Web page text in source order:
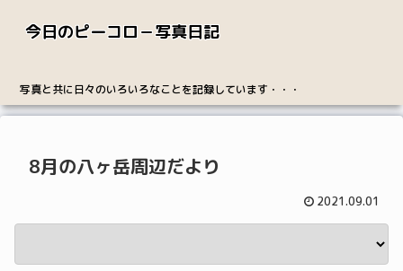
今日のピーコロ－写真日記
写真と共に日々のいろいろなことを記録しています・・・
8月の八ヶ岳周辺だより
2021.09.01